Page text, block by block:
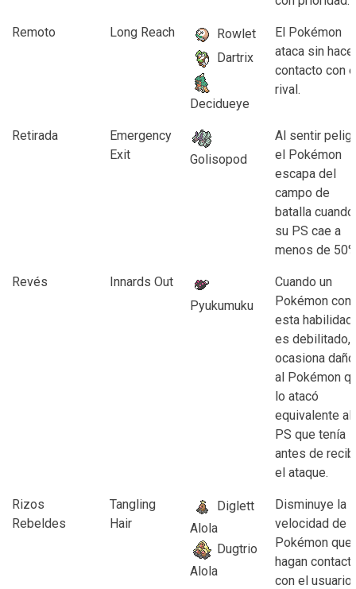
Remoto Long Reach
Rowlet
Dartrix
Decidueye
El Pokémon
ataca sin
contacto con
rival.
Retirada
Emergency
Exit
Golisopod
Al sentir
el Pokémon
escapa del
campo de
batalla cuando
su PS cae a
menos de
Revés
Innards Out
Pyukumuku
Cuando un
Pokémon con
esta habilidad
es debilitado,
ocasiona daño
al Pokémon
lo atacó
equivalente al
PS que tenía
antes de
el ataque.
Rizos
Rebeldes
Tangling
Hair
Diglett
Alola
Dugtrio
Alola
Disminuye la
velocidad de
Pokémon que
hagan
con el usuario.